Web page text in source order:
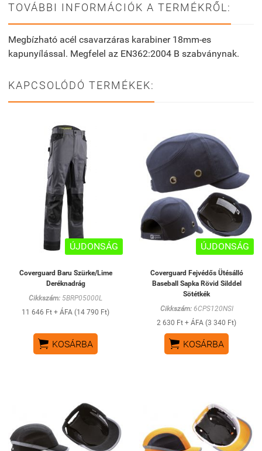
TOVÁBBI INFORMÁCIÓK A TERMÉKRŐL:
Megbízható acél csavarzáras karabiner 18mm-es
kapunyílással. Megfelel az EN362:2004 B szabványnak.
KAPCSOLÓDÓ TERMÉKEK:
ÚJDONSÁG
Coverguard Baru Szürke/Lime
Deréknadrág
Cikkszám: 5BRP05000L
11 646 Ft + ÁFA (14 790 Ft)
 KOSÁRBA
ÚJDONSÁG
Coverguard Fejvédős Ütésálló
Baseball Sapka Rövid Silddel
Sötétkék
Cikkszám:6CPS120NSI
2 630 Ft + ÁFA (3 340 Ft)
 KOSÁRBA